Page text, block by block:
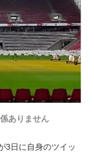
ありません
3日に自身のツイッ